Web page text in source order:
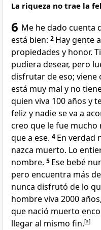
La riqueza no trae la
6 Me he dado cuenta
está bien: 2 Hay gente
propiedades y honor.
pudiera desear, pero
disfrutar de eso; viene
está muy mal y no
quien viva 100 años y
feliz y nadie se va a
creo que le fue
que a ese. 4 En verdad
nazca muerto. Lo
nombre. 5 Ese bebé
pero encuentra más
nunca disfrutó de lo
hombre viva 2000
que nació muerto
llegar al mismo fin.[a]